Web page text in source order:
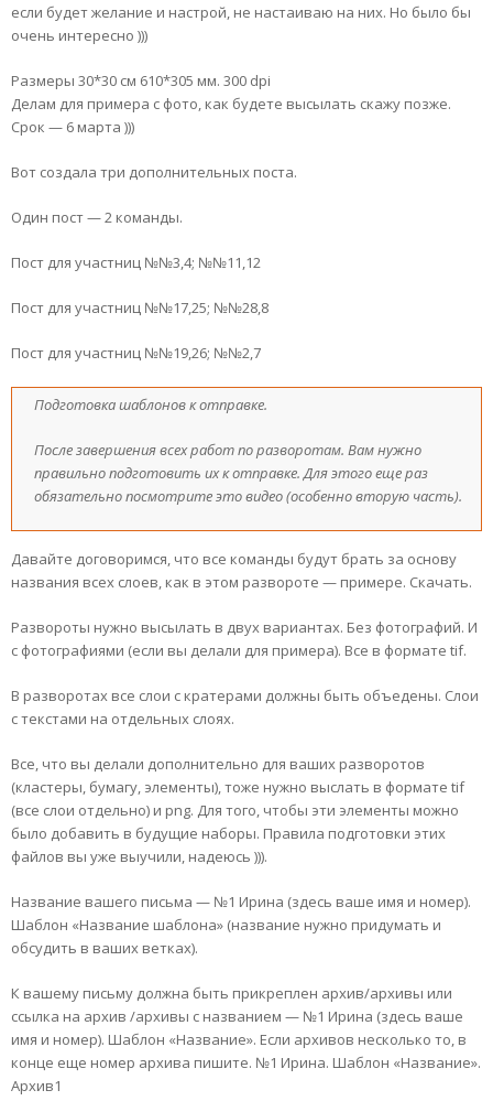
если будет желание и настрой, не настаиваю на них. Но было бы
очень интересно )))
Размеры 30*30 см 610*305 мм. 300 dpi
Делам для примера с фото, как будете высылать скажу позже.
Срок — 6 марта )))
Вот создала три дополнительных поста.
Один пост — 2 команды.
Пост для участниц №№3,4; №№11,12
Пост для участниц №№17,25; №№28,8
Пост для участниц №№19,26; №№2,7
Подготовка шаблонов к отправке.
После завершения всех работ по разворотам. Вам нужно
правильно подготовить их к отправке. Для этого еще раз
обязательно посмотрите это видео (особенно вторую часть).
Давайте договоримся, что все команды будут брать за основу
названия всех слоев, как в этом развороте — примере. Скачать.
Развороты нужно высылать в двух вариантах. Без фотографий. И
с фотографиями (если вы делали для примера). Все в формате tif.
В разворотах все слои с кратерами должны быть объедены. Слои
с текстами на отдельных слоях.
Все, что вы делали дополнительно для ваших разворотов
(кластеры, бумагу, элементы), тоже нужно выслать в формате tif
(все слои отдельно) и png. Для того, чтобы эти элементы можно
было добавить в будущие наборы. Правила подготовки этих
файлов вы уже выучили, надеюсь ))).
Название вашего письма — №1 Ирина (здесь ваше имя и номер).
Шаблон «Название шаблона» (название нужно придумать и
обсудить в ваших ветках).
К вашему письму должна быть прикреплен архив/архивы или
ссылка на архив /архивы с названием — №1 Ирина (здесь ваше
имя и номер). Шаблон «Название». Если архивов несколько то, в
конце еще номер архива пишите. №1 Ирина. Шаблон «Название».
Архив1